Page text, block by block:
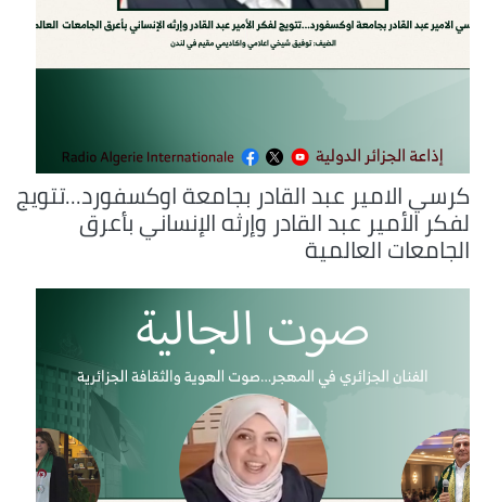
كرسي الامير عبد القادر بجامعة اوكسفورد...تتويج
لفكر الأمير عبد القادر وإرثه الإنساني بأعرق
الجامعات العالمية